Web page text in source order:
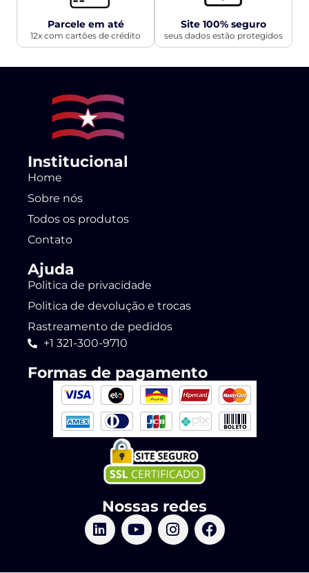
Parcele em até
12x com cartões de crédito
Site 100% seguro
seus dados estão protegidos
Institucional
Home
Sobre nós
Todos os produtos
Contato
Ajuda
Politica de privacidade
Politica de devolução e trocas
Rastreamento de pedidos
+1 321-300-9710
Formas de pagamento
Nossas redes